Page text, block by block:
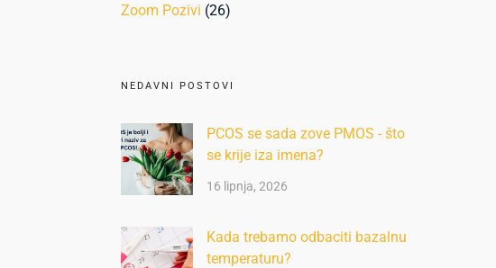
Zoom Pozivi (26)
NEDAVNI POSTOVI
PCOS se sada zove PMOS - što
se krije iza imena?
16 lipnja, 2026
Kada trebamo odbaciti bazalnu
temperaturu?